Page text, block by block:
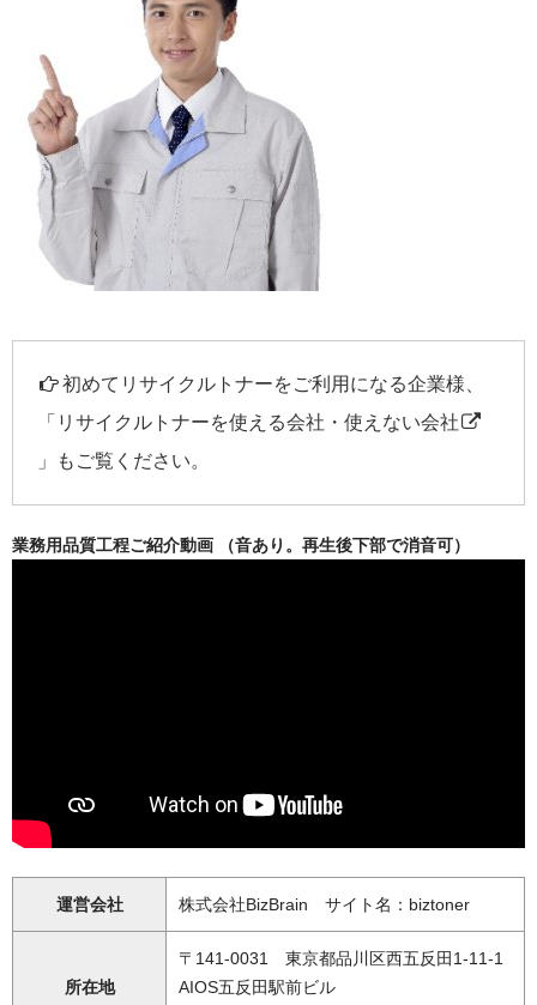
初めてリサイクルトナーをご利用になる企業様、
「 リサイクルトナーを使える会社・使えない会社
」もご覧ください。
業務用品質工程ご紹介動画 （音あり。再生後下部で消音可）
運営会社 株式会社BizBrain サイト名：biztoner
所在地
〒141-0031 東京都品川区西五反田1-11-1
AIOS五反田駅前ビル